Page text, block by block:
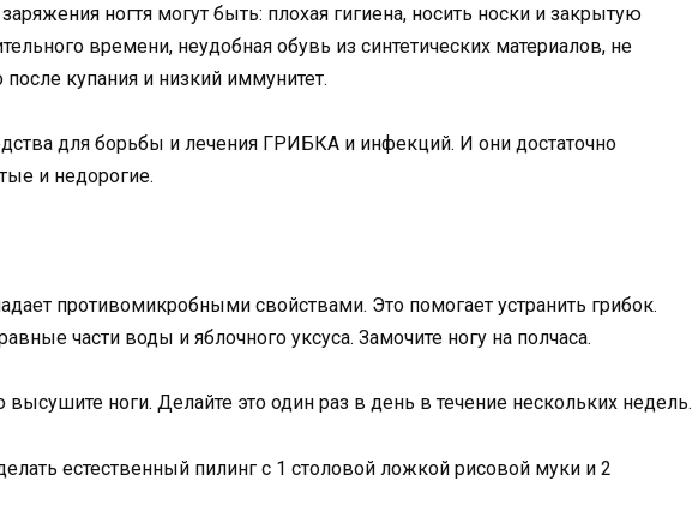
ногтя могут быть: плохая гигиена, носить носки и закрытую
времени, неудобная обувь из синтетических материалов, не
купания и низкий иммунитет.
для борьбы и лечения ГРИБКА и инфекций. И они достаточно
и недорогие.
противомикробными свойствами. Это помогает устранить грибок.
части воды и яблочного уксуса. Замочите ногу на полчаса.
высушите ноги. Делайте это один раз в день в течение нескольких недель.
естественный пилинг с 1 столовой ложкой рисовой муки и 2